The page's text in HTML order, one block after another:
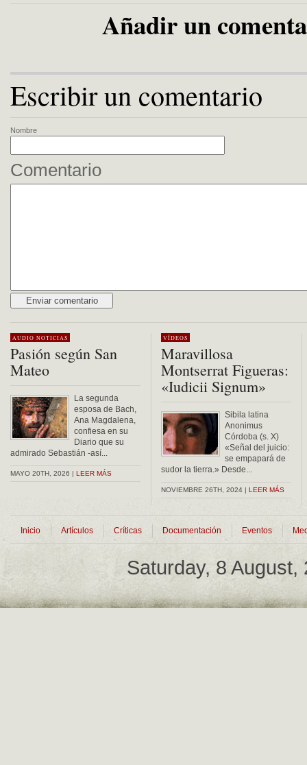
Añadir un
Escribir un comentario
Nombre
Comentario
AUDIO NOTICIAS
Pasión según San
Mateo
La segunda
esposa de Bach,
Ana Magdalena,
confiesa en su
Diario que su
admirado Sebastián -así...
MAYO 20TH, 2026 | LEER MÁS
VÍDEOS
Maravillosa
Montserrat Figueras:
«Iudicii Signum»
Sibila latina
Anonimus
Córdoba (s. X)
«Señal del juicio:
se empapará de
sudor la tierra.» Desde...
NOVIEMBRE 26TH, 2024 | LEER MÁS
Inicio Artículos Críticas Documentación Eventos
Saturday, 8